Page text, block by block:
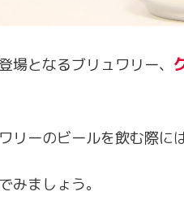
場となるブリュワリー、
リーのビールを飲む際に
みましょう。